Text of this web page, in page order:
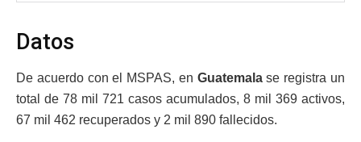
Datos
De acuerdo con el MSPAS, en Guatemalase registra un
total de 78 mil 721 casos acumulados, 8 mil 369 activos,
67 mil 462 recuperados y 2 mil 890 fallecidos.